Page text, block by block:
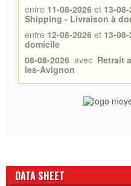
entre 11-08-2026 et 13-
Shipping - Livraison à
entre 12-08-2026 et 13-
domicile
08-08-2026 avec Retrait
les-Avignon
DATA SHEET